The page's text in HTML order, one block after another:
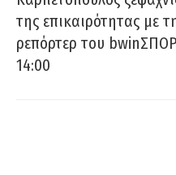
της επικαιρότητας με
ρεπόρτερ του
14:00